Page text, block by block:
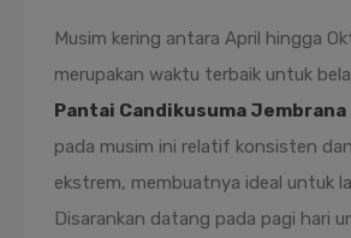
Musim kering antara April hingga
merupakan waktu terbaik untuk
Pantai Candikusuma Jembrana
pada musim ini relatif konsisten
ekstrem, membuatnya ideal untuk
Disarankan datang pada pagi hari